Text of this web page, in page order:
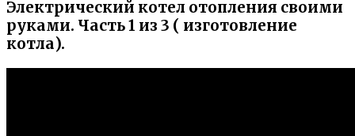
Электрический котел отопления своими
руками. Часть 1 из 3 ( изготовление
котла).